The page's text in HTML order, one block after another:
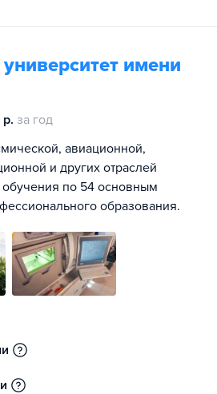
имени
за год
авиационной,
и других отраслей
по 54 основным
образования.